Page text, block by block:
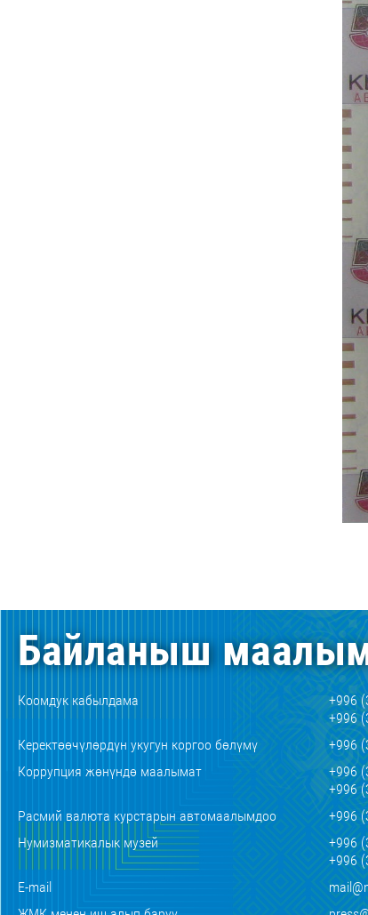
Байланыш
Коомдук кабылдама
+996
+996
Керектөөчүлөрдүн укугун коргоо бөлүмү
+996
Коррупция жөнүндө маалымат
+996
+996
Расмий валюта курстарын автомаалымдоо
+996
Нумизматикалык музей
+996
+996
E-mail